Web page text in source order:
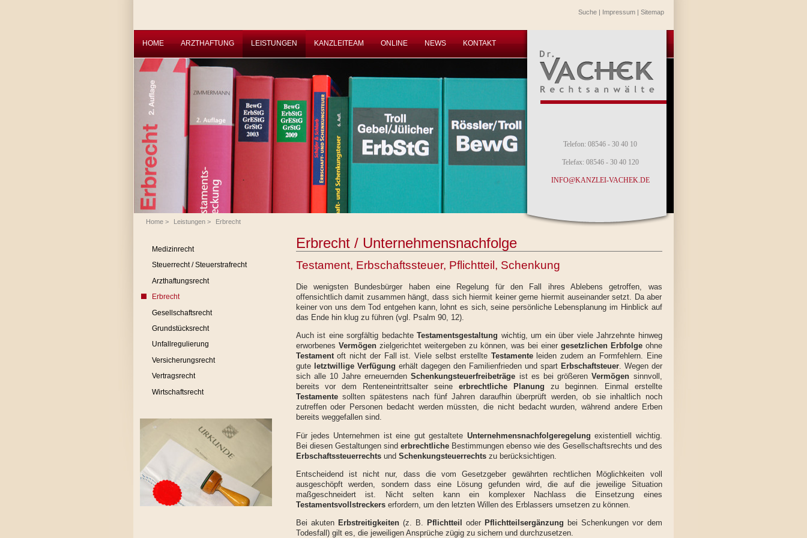
Suche| Impressum| Sitemap
HOME ARZTHAFTUNG LEISTUNGEN KANZLEITEAM ONLINE NEWS KONTAKT
Telefon: 08546 - 30 40 10
Telefax: 08546 - 30 40 120
INFO@KANZLEI-VACHEK.DE
Home> Leistungen> Erbrecht
Medizinrecht
Steuerrecht / Steuerstrafrecht
Arzthaftungsrecht
Erbrecht
Gesellschaftsrecht
Grundstücksrecht
Unfallregulierung
Versicherungsrecht
Vertragsrecht
Wirtschaftsrecht
Erbrecht / Unternehmensnachfolge
Testament, Erbschaftssteuer, Pflichtteil, Schenkung
Die wenigsten Bundesbürger haben eine Regelung für den Fall ihres Ablebens getroffen, was
offensichtlich damit zusammen hängt, dass sich hiermit keiner gerne hiermit auseinander setzt. Da aber
keiner von uns dem Tod entgehen kann, lohnt es sich, seine persönliche Lebensplanung im Hinblick auf
das Ende hin klug zu führen (vgl. Psalm 90, 12).
Auch ist eine sorgfältig bedachte Testamentsgestaltung wichtig, um ein über viele Jahrzehnte hinweg
erworbenes Vermögenzielgerichtet weitergeben zu können, was bei einer gesetzlichen Erbfolgeohne
Testamentoft nicht der Fall ist. Viele selbst erstellte Testamenteleiden zudem an Formfehlern. Eine
gute letztwillige Verfügung erhält dagegen den Familienfrieden und spart Erbschaftsteuer. Wegen der
sich alle 10 Jahre erneuerndenSchenkungsteuerfreibeträge ist es bei größerenVermögen sinnvoll,
bereits vor dem Renteneintrittsalter seine erbrechtliche Planung zu beginnen. Einmal erstellte
Testamentesollten spätestens nach fünf Jahren daraufhin überprüft werden, ob sie inhaltlich noch
zutreffen oder Personen bedacht werden müssten, die nicht bedacht wurden, während andere Erben
bereits weggefallen sind.
Für jedes Unternehmen ist eine gut gestaltete Unternehmensnachfolgeregelung existentiell wichtig.
Bei diesen Gestaltungen sind erbrechtlicheBestimmungen ebenso wie des Gesellschaftsrechts und des
Erbschaftssteuerrechtsund Schenkungsteuerrechtszu berücksichtigen.
Entscheidend ist nicht nur, dass die vom Gesetzgeber gewährten rechtlichen Möglichkeiten voll
ausgeschöpft werden, sondern dass eine Lösung gefunden wird, die auf die jeweilige Situation
maßgeschneidert ist. Nicht selten kann ein komplexer Nachlass die Einsetzung eines
Testamentsvollstreckerserfordern, um den letzten Willen des Erblassers umsetzen zu können.
Bei akuten Erbstreitigkeiten(z. B. Pflichtteil oder Pflichtteilsergänzung bei Schenkungen vor dem
Todesfall) gilt es, die jeweiligen Ansprüche zügig zu sichern und durchzusetzen.